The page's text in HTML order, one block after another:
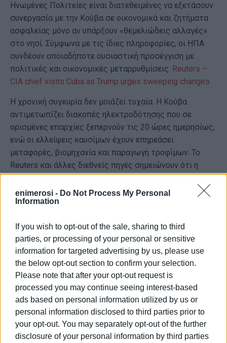
enimerosi - Do Not Process My Personal
Information
If you wish to opt-out of the sale, sharing to third
parties, or processing of your personal or sensitive
information for targeted advertising by us, please use
the below opt-out section to confirm your selection.
Please note that after your opt-out request is
processed you may continue seeing interest-based
ads based on personal information utilized by us or
personal information disclosed to third parties prior to
your opt-out. You may separately opt-out of the further
disclosure of your personal information by third parties
Ηνωμένες Πολιτείες είναι διατεθειμένες να εξετάσουν
συνεργασία με την Κούβα σε οικονομικά και ζητήματα
ασφαλείας μόνο αν υπάρξουν «θεμελιώδεις αλλαγές»
στο νησί. Σύμφωνα με τις ίδιες πληροφορίες, οι ΗΠΑ
συνδέουν οποιαδήποτε ουσιαστική προσέγγιση με
πολιτικές και οικονομικές μεταρρυθμίσεις. Reuters –
CIA chief visits Cuba as Trump urges sweeping changes
Η χρονική συγκυρία δεν μοιάζει τυχαία. Η Κούβα
αντιμετωπίζει διακοπές ηλεκτροδότησης που σε
ορισμένες επαρχίες ξεπερνούν τις 20 ώρες ημερησίως,
ενώ οι ελλείψεις καυσίμων έχουν επηρεάσει
μεταφορές, βιομηχανία και παραγωγή τροφίμων. Το
Reuters και άλλες διεθνείς πηγές σημειώνουν ότι η
ενεργειακή κατάρρευση έχει επιταχύνει τη
μετανάστευση και έχει προκαλέσει σποραδικές
κοινωνικές διαμαρτυρίες.
Εξίσου αποκαλυπτικό θεωρήθηκε το ποιοι συμμετείχαν
στις επαφές. ΤοAssociated Pressανέφερε ότι ο
Ratcliffe συναντήθηκε όχι μόνο με τον υπουργό
Εσωτερικών της Κούβας αλλά και με τον Raúl Guillermo
Rodríguez Castro («Ραουλίτο»). Η παρουσία του
εκλήφθηκε ως ένδειξη ότι οι συνομιλίες αφορούσαν
ζητήματα μεγαλύτερου βάθους από μια απλή
διπλωματική επαφή.AP – CIA director met Cuban
officials in Havana